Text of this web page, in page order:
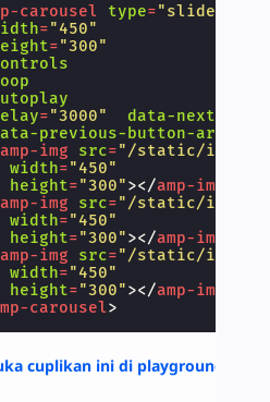
carousel type="slides"
="450"
="300"
="3000"
data-next-
previous-button-aria-
amp-img src="/static/inline-
width="450"
height="300"></amp-img
amp-img src="/static/inline-
width="450"
height="300"></amp-img
amp-img src="/static/inline-
width="450"
height="300"></amp-img
carousel>
cuplikan ini di playground